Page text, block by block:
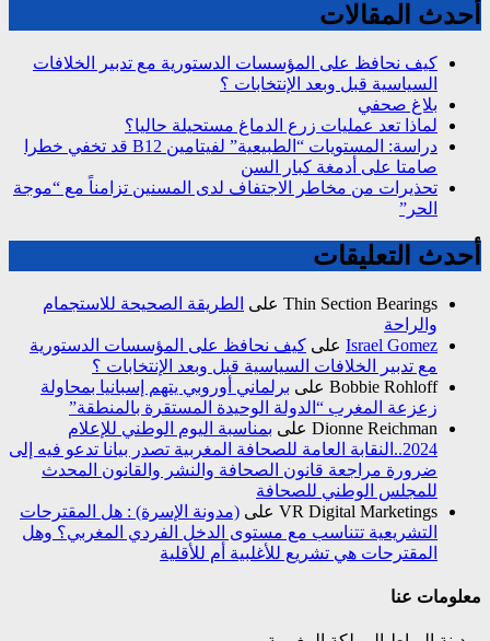
أحدث المقالات
كيف نحافظ على المؤسسات الدستورية مع تدبير الخلافات
السياسية قبل وبعد الإنتخابات ؟
بلاغ صحفي
لماذا تعد عمليات زرع الدماغ مستحيلة حاليا؟
دراسة: المستويات “الطبيعية” لفيتامين B12 قد تخفي خطرا
صامتا على أدمغة كبار السن
تحذيرات من مخاطر الاجتفاف لدى المسنين تزامناً مع “موجة
الحر”
أحدث التعليقات
Thin Section Bearings على الطريقة الصحيحة للاستجمام
والراحة
Israel Gomez على كيف نحافظ على المؤسسات الدستورية
مع تدبير الخلافات السياسية قبل وبعد الإنتخابات ؟
Bobbie Rohloff على برلماني أوروبي يتهم إسبانيا بمحاولة
زعزعة المغرب “الدولة الوحيدة المستقرة بالمنطقة”
Dionne Reichman على بمناسبة اليوم الوطني للإعلام
2024..النقابة العامة للصحافة المغربية تصدر بيانا تدعو فيه إلى
ضرورة مراجعة قانون الصحافة والنشر والقانون المحدث
للمجلس الوطني للصحافة
VR Digital Marketings على (مدونة الإسرة) : هل المقترحات
التشريعية تتناسب مع مستوى الدخل الفردي المغربي؟ وهل
المقترحات هي تشريع للأغلبية أم للأقلية
معلومات عنا